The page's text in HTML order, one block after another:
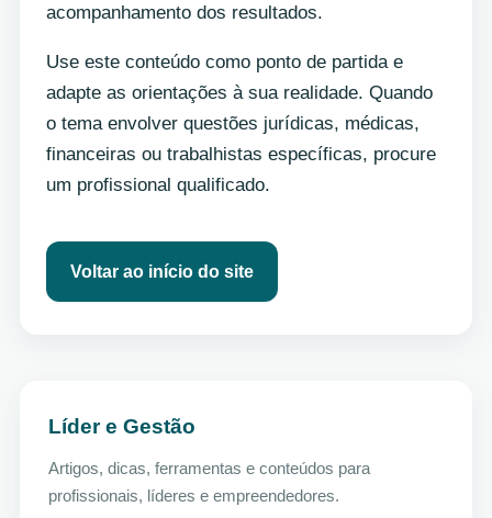
acompanhamento dos resultados.
Use este conteúdo como ponto de partida e
adapte as orientações à sua realidade. Quando
o tema envolver questões jurídicas, médicas,
financeiras ou trabalhistas específicas, procure
um profissional qualificado.
Voltar ao início do site
Líder e Gestão
Artigos, dicas, ferramentas e conteúdos para
profissionais, líderes e empreendedores.